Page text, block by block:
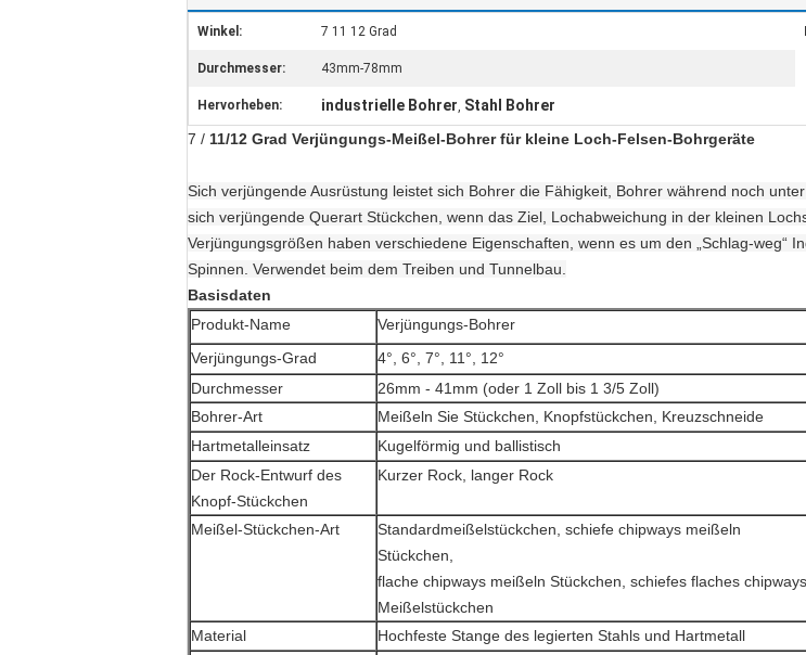
Winkel: 7 11 12 Grad
Durchmesser: 43mm-78mm
Hervorheben: industrielle Bohrer, Stahl Bohrer
7 / 11/12 Grad Verjüngungs-Meißel-Bohrer für kleine Loch-Felsen-Bohrgeräte
Sich verjüngende Ausrüstung leistet sich Bohrer die Fähigkeit, Bohrer während noch
sich verjüngende Querart Stückchen, wenn das Ziel, Lochabweichung in der kleinen
Verjüngungsgrößen haben verschiedene Eigenschaften, wenn es um den „Schlag-weg“
Spinnen. Verwendet beim dem Treiben und Tunnelbau.
Basisdaten
Produkt-Name
Verjüngungs-Bohrer
Verjüngungs-Grad
4°, 6°, 7°, 11°, 12°
Durchmesser
26mm - 41mm (oder 1 Zoll bis 1 3/5 Zoll)
Bohrer-Art
Meißeln Sie Stückchen, Knopfstückchen, Kreuzschneide
Hartmetalleinsatz
Kugelförmig und ballistisch
Der Rock-Entwurf des
Knopf-Stückchen
Kurzer Rock, langer Rock
Meißel-Stückchen-Art
Standardmeißelstückchen, schiefe chipways meißeln
Stückchen,
flache chipways meißeln Stückchen, schiefes flaches chipways
Meißelstückchen
Material
Hochfeste Stange des legierten Stahls und Hartmetall